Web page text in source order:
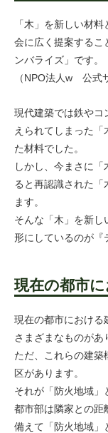
「木」を新しい材
会に広く提案するこ
ンバライズ」です。
（NPO法人w 公式
現代建築では鉄やコ
えられてしまった
た材料でした。
しかし、今まさに
ると再認識された
ます。
そんな「木」を新し
形にしているのが『
現在の都市
現在の都市における
さまざまなものがあ
ただ、これらの建
区があります。
それが「防火地域」
都市部は隣家との距
備えて「防火地域」